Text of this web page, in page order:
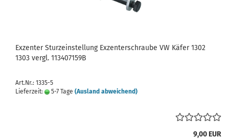
Exzenter Sturzeinstellung Exzenterschraube VW Käfer 1302
1303 vergl. 113407159B
Art.Nr.: 1335-5
Lieferzeit:
5-7 Tage (Ausland abweichend)
9,00 EUR